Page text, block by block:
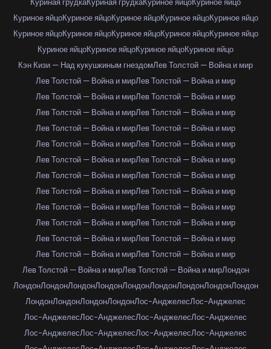
Куриная грудкаКуриная грудкаКуриное яйцоКуриное яйцо
Куриное яйцоКуриное яйцоКуриное яйцоКуриное яйцоКуриное яйцо
Куриное яйцоКуриное яйцоКуриное яйцоКуриное яйцоКуриное яйцо
Куриное яйцоКуриное яйцоКуриное яйцоКуриное яйцо
Кэн Кизи — Над кукушкиным гнездомЛев Толстой — Война и мир
Лев Толстой — Война и мирЛев Толстой — Война и мир
Лев Толстой — Война и мирЛев Толстой — Война и мир
Лев Толстой — Война и мирЛев Толстой — Война и мир
Лев Толстой — Война и мирЛев Толстой — Война и мир
Лев Толстой — Война и мирЛев Толстой — Война и мир
Лев Толстой — Война и мирЛев Толстой — Война и мир
Лев Толстой — Война и мирЛев Толстой — Война и мир
Лев Толстой — Война и мирЛев Толстой — Война и мир
Лев Толстой — Война и мирЛев Толстой — Война и мир
Лев Толстой — Война и мирЛев Толстой — Война и мир
Лев Толстой — Война и мирЛев Толстой — Война и мир
Лев Толстой — Война и мирЛев Толстой — Война и мир
Лев Толстой — Война и мирЛев Толстой — Война и мирЛондон
ЛондонЛондонЛондонЛондонЛондонЛондонЛондонЛондонЛондон
ЛондонЛондонЛондонЛондонЛос-АнджелесЛос-Анджелес
Лос-АнджелесЛос-АнджелесЛос-АнджелесЛос-Анджелес
Лос-АнджелесЛос-АнджелесЛос-АнджелесЛос-Анджелес